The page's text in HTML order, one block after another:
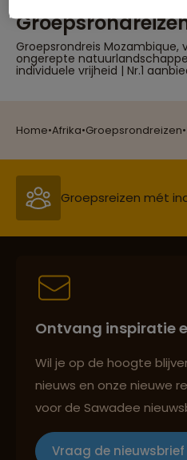
Home•Afrika•Groepsrondreizen•
Groepsrondreis Mozambique,
ongerepte
individuele vrijheid | Nr.1
Groepsreizen mét
Persoonlijk en
Reizen met oog voor
Ontvang inspiratie
Wil je op de hoogte
nieuws en onze nieuwe
voor de Sawadee
Vraag de